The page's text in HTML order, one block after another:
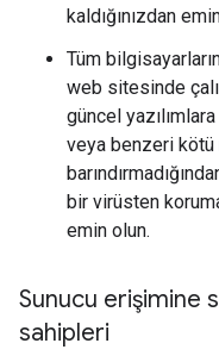
kaldığınızdan
Tüm
web sitesinde
güncel
veya benzeri kötü
bir virüsten
emin olun.
Sunucu erişimine
sahipleri